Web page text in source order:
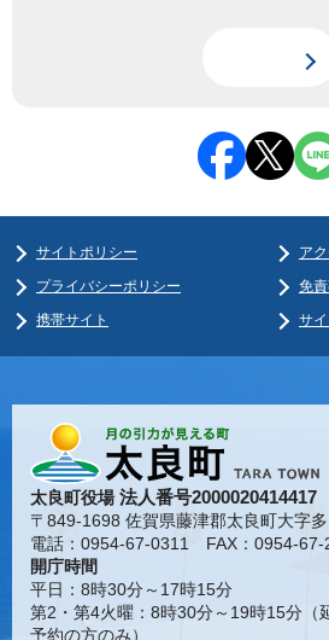
サイトポリシー
ア
プライバシーポリシー
免
携帯サイト
サ
太良町役場法人番号2000020414417
〒849-1698 佐賀県藤津郡太良町大字
電話：0954-67-0311 FAX：0954-67-
開庁時間
平日：8時30分～17時15分
第2・第4火曜：8時30分～19時15分（
予約の方のみ）